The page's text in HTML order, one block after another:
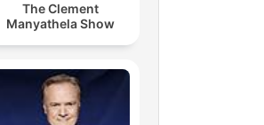
The Clement
Manyathela Show